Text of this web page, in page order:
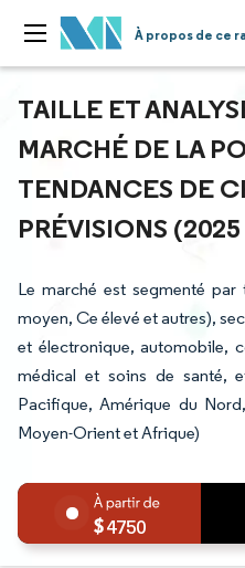
À propos de ce
TAILLE ET
MARCHÉ DE LA
TENDANCES DE
PRÉVISIONS
Le marché est segmenté
moyen, Ce élevé et autres),
et électronique, automobile,
médical et soins de santé,
Pacifique, Amérique du
Moyen-Orient et Afrique)
4750